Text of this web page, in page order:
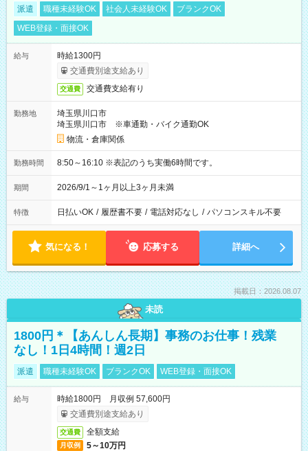
派遣 職種未経験OK 社会人未経験OK
ブランクOK
WEB登録・面接OK
給与
時給1300円
交通費別途支給あり
交通費 交通費支給有り
勤務地
埼玉県川口市
埼玉県川口市 ※車通勤・バイク通勤OK
物流・倉庫関係
勤務時間 8:50～16:10 ※表記のうち実働6時間です。
期間 2026/9/1～1ヶ月以上3ヶ月未満
特徴 日払いOK / 履歴書不要 / 電話対応なし / パソコンスキル不要
気になる！ 応募する 詳細へ
掲載日：2026.08.07
未読
1800円＊【あんしん長期】事務のお仕事！残業
なし！1日4時間！週2日
派遣 職種未経験OK ブランクOK WEB登録・面接OK
給与
時給1800円 月収例 57,600円
交通費別途支給あり
交通費 全額支給
月収例 5～10万円